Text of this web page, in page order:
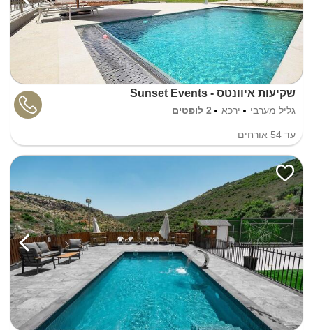
שקיעות איוונטס - Sunset Events
גליל מערבי ירכא 2 לופטים
עד 54 אורחים